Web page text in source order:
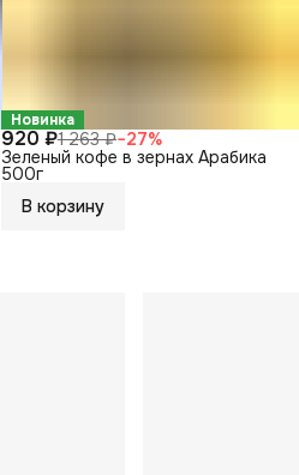
Новинка
920 ₽1 263 ₽−27%
Зеленый кофе в зернах Арабика
500г
В корзину